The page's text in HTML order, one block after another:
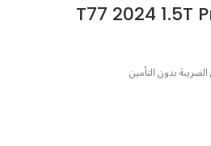
T77 2024 1.5T
بدون التأمين